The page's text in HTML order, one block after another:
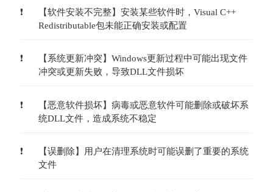
【软件安装不完整】安装某些软件时，Visual C++
Redistributable包未能正确安装或配置
【系统更新冲突】Windows更新过程中可能出现文件
冲突或更新失败，导致DLL文件损坏
【恶意软件损坏】病毒或恶意软件可能删除或破坏系
统DLL文件，造成系统不稳定
【误删除】用户在清理系统时可能误删了重要的系统
文件